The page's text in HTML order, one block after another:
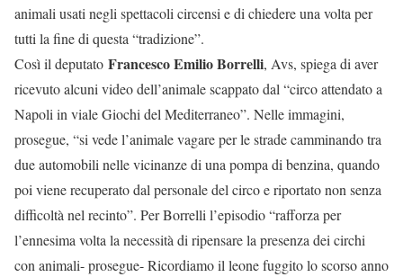
animali usati negli spettacoli circensi e di chiedere una volta per
tutti la fine di questa “tradizione”.
Così il deputato Francesco Emilio Borrelli, Avs, spiega di aver
ricevuto alcuni video dell’animale scappato dal “circo attendato a
Napoli in viale Giochi del Mediterraneo”. Nelle immagini,
prosegue, “si vede l’animale vagare per le strade camminando tra
due automobili nelle vicinanze di una pompa di benzina, quando
poi viene recuperato dal personale del circo e riportato non senza
difficoltà nel recinto”. Per Borrelli l’episodio “rafforza per
l’ennesima volta la necessità di ripensare la presenza dei circhi
con animali- prosegue- Ricordiamo il leone fuggito lo scorso anno